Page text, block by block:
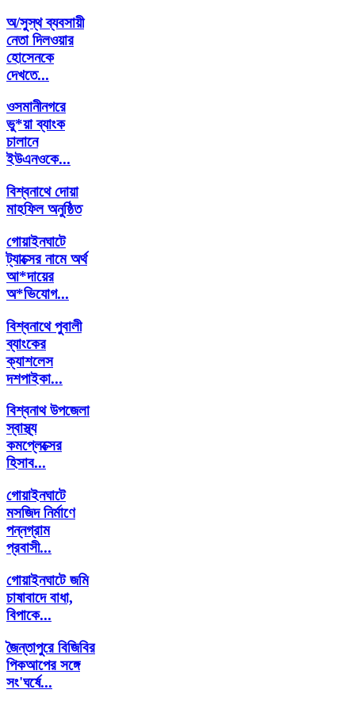
অ/সুস্থ ব্যবসায়ী
নেতা দিলওয়ার
হোসেনকে
দেখতে...
ওসমানীনগরে
ভু*য়া ব্যাংক
চালানে
ইউএনওকে...
বিশ্বনাথে দোয়া
মাহফিল অনুষ্ঠিত
গোয়াইনঘাটে
ট্যাক্সের নামে অর্থ
আ*দায়ের
অ*ভিযোগ...
বিশ্বনাথে পুবালী
ব্যাংকের
ক্যাশলেস
দশপাইকা...
বিশ্বনাথ উপজেলা
স্বাস্থ্য
কমপ্লেক্সের
হিসাব...
গোয়াইনঘাটে
মসজিদ নির্মাণে
পন্নগ্রাম
প্রবাসী...
গোয়াইনঘাটে জমি
চাষাবাদে বাধা,
বিপাকে...
জৈন্তাপুরে বিজিবির
পিকআপের সঙ্গে
সং'ঘর্ষে...